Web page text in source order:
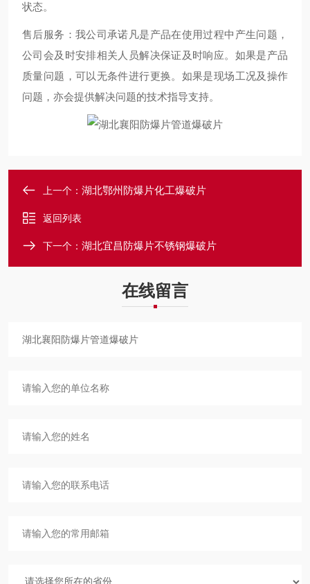
状态。
售后服务：我公司承诺凡是产品在使用过程中产生问题，
公司会及时安排相关人员解决保证及时响应。如果是产品
质量问题，可以无条件进行更换。如果是现场工况及操作
问题，亦会提供解决问题的技术指导支持。
上一个： 湖北鄂州防爆片化工爆破片
返回列表
下一个： 湖北宜昌防爆片不锈钢爆破片
在线留言